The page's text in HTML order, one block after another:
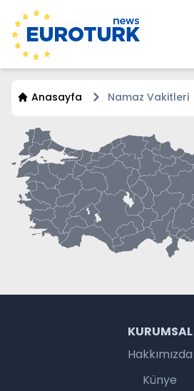
Anasayfa Namaz Vakitleri
KURUMSAL
Hakkımızda
Künye